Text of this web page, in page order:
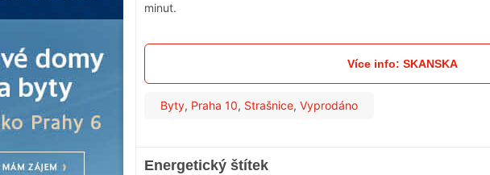
minut.
Více info: SKANSKA
Byty, Praha 10, Strašnice, Vyprodáno
Energetický štítek